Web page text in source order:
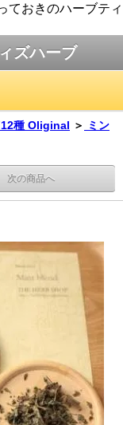
ておきのハーブティ
ズハーブ
種 Oliginal ＞
ミン
次の商品へ